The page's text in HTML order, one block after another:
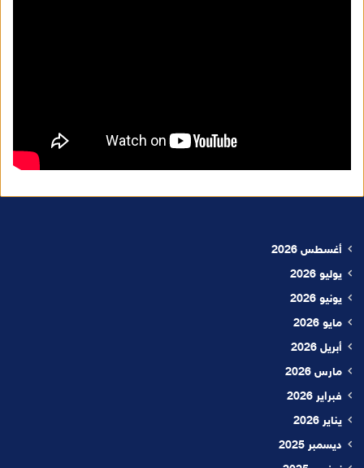
أغسطس 2026
يوليو 2026
يونيو 2026
مايو 2026
أبريل 2026
مارس 2026
فبراير 2026
يناير 2026
ديسمبر 2025